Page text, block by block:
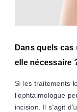
Dans quels
elle nécessaire
Si les traitements
l’ophtalmologue
incision. Il s’agit